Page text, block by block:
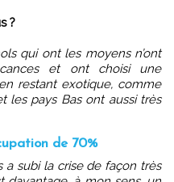
?
qui ont les moyens n’ont
et ont choisi une
restant exotique, comme
les pays Bas ont aussi très
de 70%